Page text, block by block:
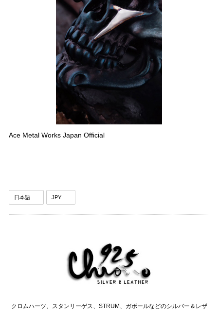
Ace Metal Works Japan Official
クロムハーツ、スタンリーゲス、STRUM、ガボールなどのシルバー＆レザ